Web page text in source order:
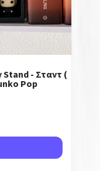
- Σταντ (
Pop